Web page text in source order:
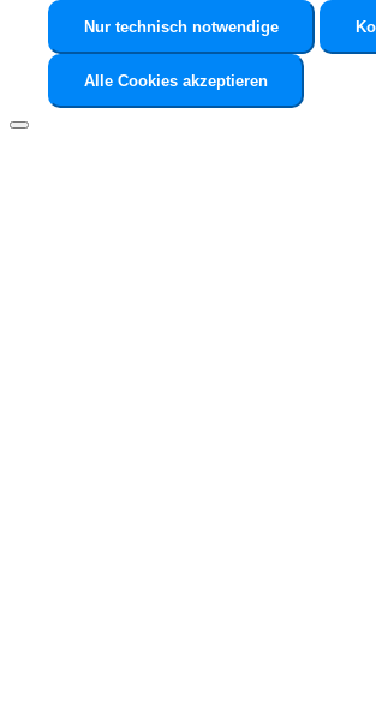
Nur technisch notwendige
Alle Cookies akzeptieren